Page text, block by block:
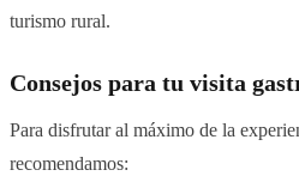
turismo rural.
Consejos para tu visita
Para disfrutar al máximo de la
recomendamos: